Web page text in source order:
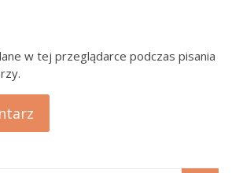
w tej przeglądarce podczas pisania